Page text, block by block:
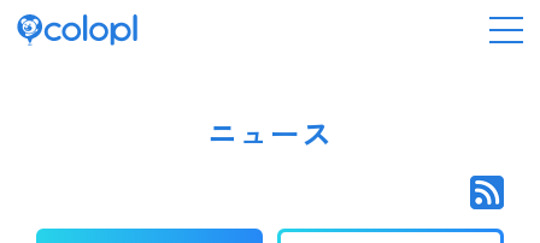
ニュース